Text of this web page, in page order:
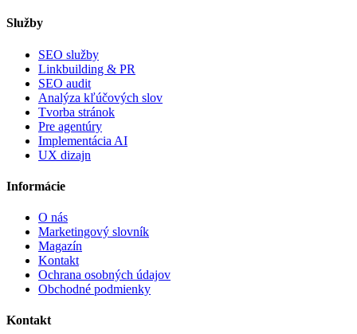
Služby
SEO služby
Linkbuilding & PR
SEO audit
Analýza kľúčových slov
Tvorba stránok
Pre agentúry
Implementácia AI
UX dizajn
Informácie
O nás
Marketingový slovník
Magazín
Kontakt
Ochrana osobných údajov
Obchodné podmienky
Kontakt